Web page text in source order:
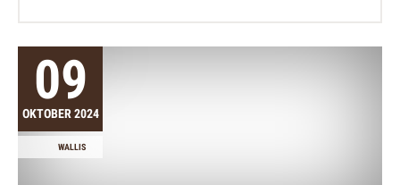
09
OKTOBER 2024
WALLIS